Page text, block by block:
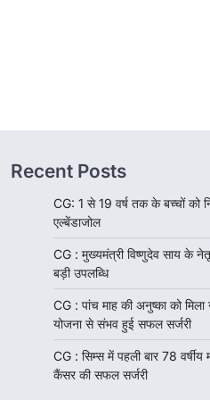
Recent Posts
CG: 1 से 19 वर्ष तक के बच्चों को
एल्बेंडाजोल
CG : मुख्यमंत्री विष्णुदेव साय के
बड़ी उपलब्धि
CG : पांच माह की अनुष्का को मिला
योजना से संभव हुई सफल सर्जरी
CG : सिम्स में पहली बार 78
कैंसर की सफल सर्जरी